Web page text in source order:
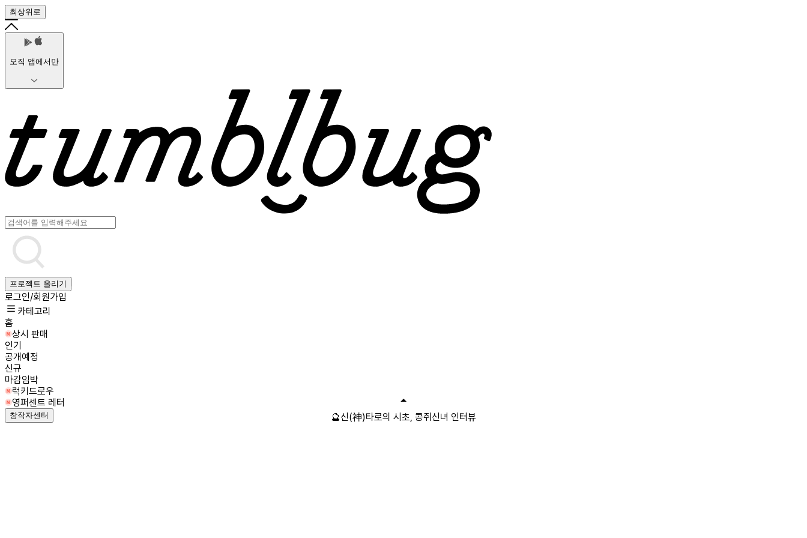
최상위로
오직 앱에서만
프로젝트 올리기
로그인/회원가입
카테고리
홈
상시 판매
인기
공개예정
신규
마감임박
럭키드로우
영퍼센트 레터
창작자센터 🔮신(神)타로의 시초, 콩쥐신녀 인터뷰